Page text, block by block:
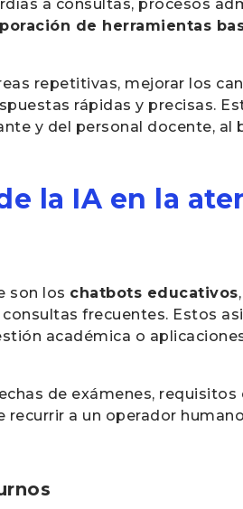
a consultas, procesos
de herramientas
repetitivas, mejorar los
rápidas y precisas.
y del personal docente, al
la IA en la
son los chatbots educativos
frecuentes. Estos
académica o
de exámenes,
a un operador